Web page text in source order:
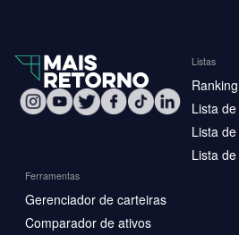
Listas
Lista
Lista
Lista
Ferramentas
Gerenciador de carteiras
Comparador de ativos